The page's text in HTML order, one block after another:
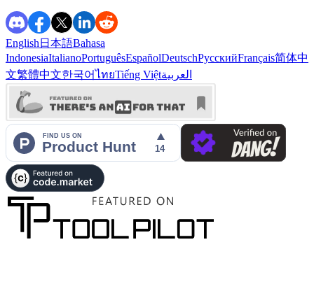
English 日本語Bahasa
IndonesiaItalianoPortuguêsEspañolDeutschРусскийFrançais简体中
文繁體中文한국어ไทยTiếng Việtالعربية